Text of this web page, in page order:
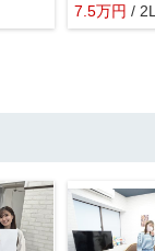
7.5万円 /